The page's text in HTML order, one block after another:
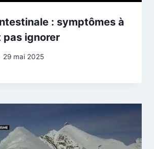
: symptômes à
pas ignorer
29 mai 2025